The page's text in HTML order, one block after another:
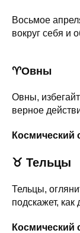
Восьмое
вокруг себя и
♈️Овны
Овны,
верное
Космический
♉ Тельцы
Тельцы,
подскажет, как
Космический